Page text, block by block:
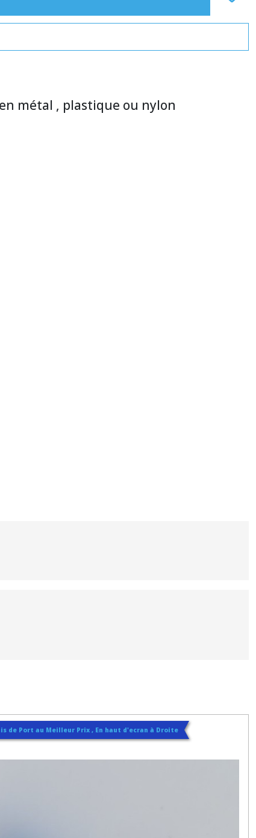
métal , plastique ou nylon
de Port au Meilleur Prix , En haut d'ecran à Droite